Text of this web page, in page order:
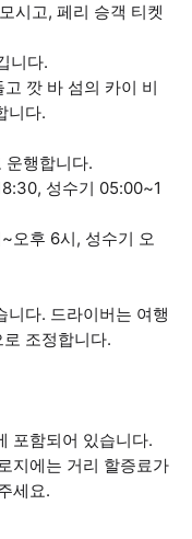
시고, 페리 승객 티켓
니다.
깟 바 섬의 카이 비
니다.
행합니다.
성수기 05:00~1
오후 6시, 성수기 오
니다. 드라이버는 여행
조정합니다.
포함되어 있습니다.
지에는 거리 할증료가
세요.